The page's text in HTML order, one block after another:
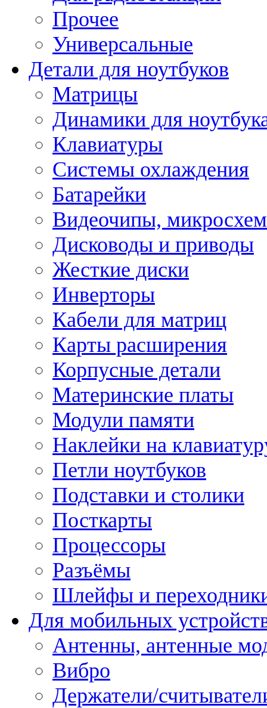
Прочее
Универсальные
Детали для ноутбуков
Матрицы
Динамики для
Клавиатуры
Системы охлаждения
Батарейки
Видеочипы,
Дисководы и приводы
Жесткие диски
Инверторы
Кабели для матриц
Карты расширения
Корпусные детали
Материнские платы
Модули памяти
Наклейки на
Петли ноутбуков
Подставки и столики
Посткарты
Процессоры
Разъёмы
Шлейфы и
Для мобильных
Антенны, антенные
Вибро
Держатели/